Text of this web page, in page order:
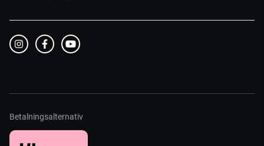
Betalningsalternativ